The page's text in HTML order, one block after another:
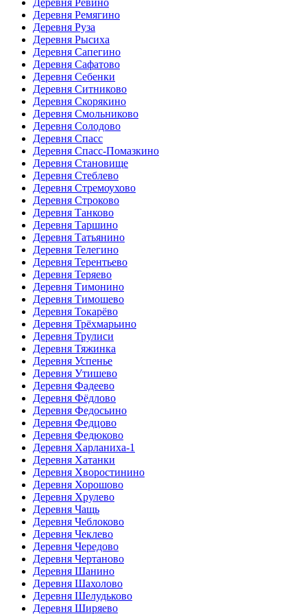
Деревня Ремягино
Деревня Руза
Деревня Рысиха
Деревня Сапегино
Деревня Сафатово
Деревня Себенки
Деревня Ситниково
Деревня Скорякино
Деревня Смольниково
Деревня Солодово
Деревня Спасс
Деревня Спасс-Помазкино
Деревня Становище
Деревня Стеблево
Деревня Стремоухово
Деревня Строково
Деревня Танково
Деревня Таршино
Деревня Татьянино
Деревня Телегино
Деревня Терентьево
Деревня Теряево
Деревня Тимонино
Деревня Тимошево
Деревня Токарёво
Деревня Трёхмарьино
Деревня Трулиси
Деревня Тяжинка
Деревня Успенье
Деревня Утишево
Деревня Фадеево
Деревня Фёдлово
Деревня Федосьино
Деревня Федцово
Деревня Федюково
Деревня Харланиха-1
Деревня Хатанки
Деревня Хворостинино
Деревня Хорошово
Деревня Хрулево
Деревня Чащь
Деревня Чеблоково
Деревня Чеклево
Деревня Чередово
Деревня Чертаново
Деревня Шанино
Деревня Шахолово
Деревня Шелудьково
Деревня Ширяево